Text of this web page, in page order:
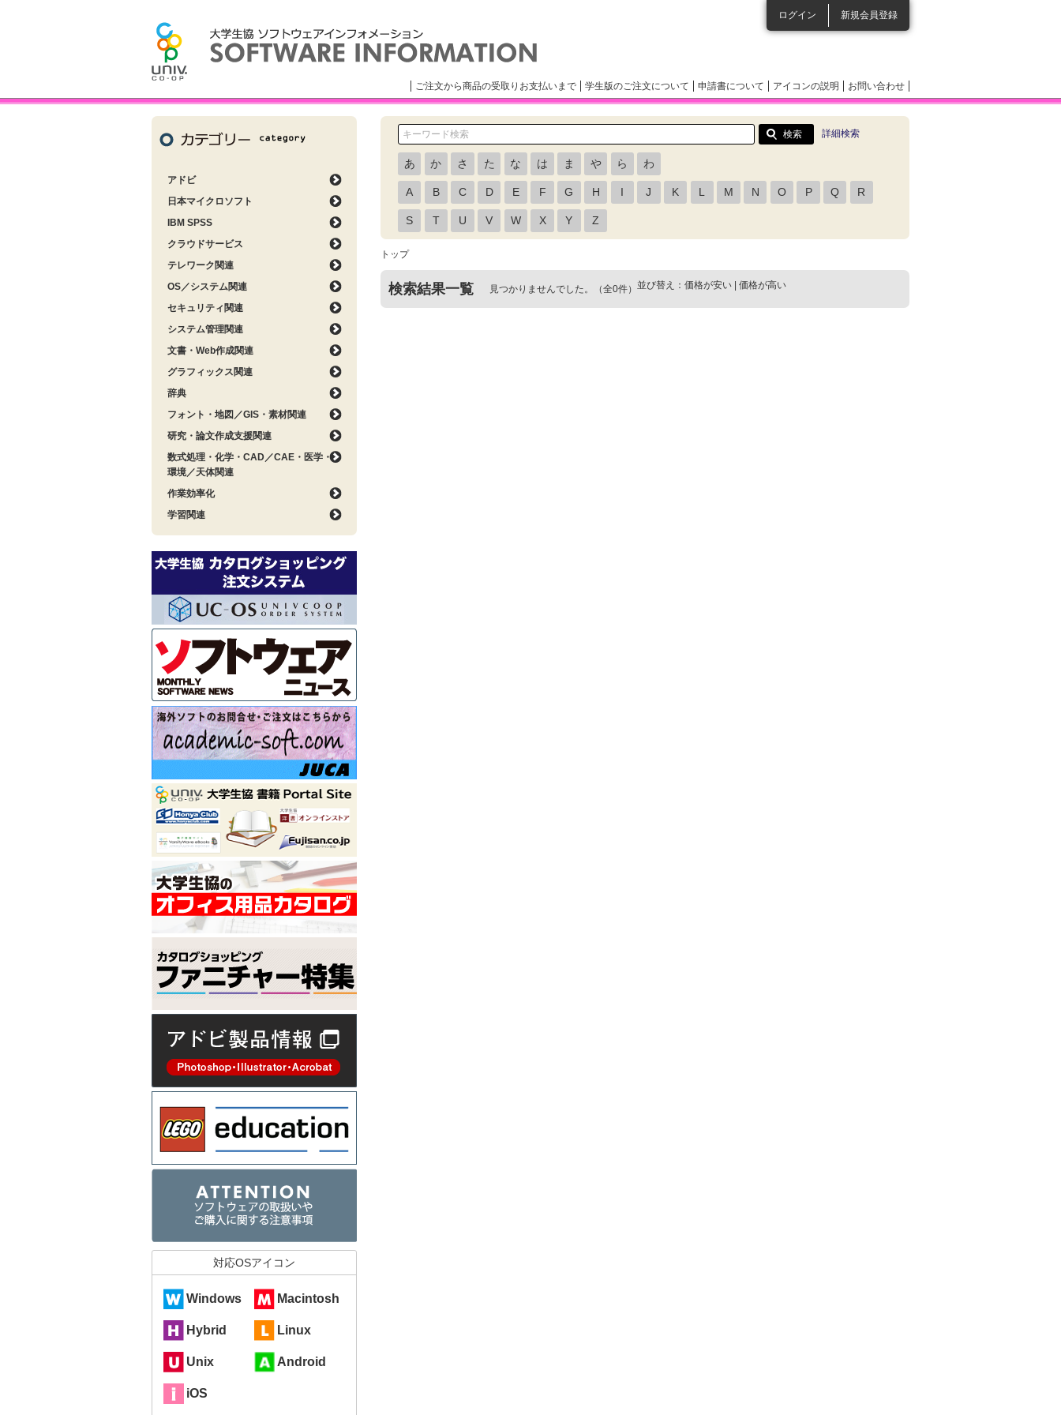
ログイン 新規会員登録
ご注文から商品の受取りお支払いまで 学生版のご注文について 申請書について アイコンの説明 お問い合わせ
詳細検索
あ か さ た な は ま や ら わ
A B C D E F G H I J K L M N O P Q R
S T U V W X Y Z
トップ
検索結果一覧 見つかりませんでした。（全0件） 並び替え： 価格が安い | 価格が高い
アドビ
日本マイクロソフト
IBM SPSS
クラウドサービス
テレワーク関連
OS／システム関連
セキュリティ関連
システム管理関連
文書・Web作成関連
グラフィックス関連
辞典
フォント・地図／GIS・素材関連
研究・論文作成支援関連
数式処理・化学・CAD／CAE・医学・
環境／天体関連
作業効率化
学習関連
対応OSアイコン
Windows Macintosh
Hybrid Linux
Unix Android
iOS